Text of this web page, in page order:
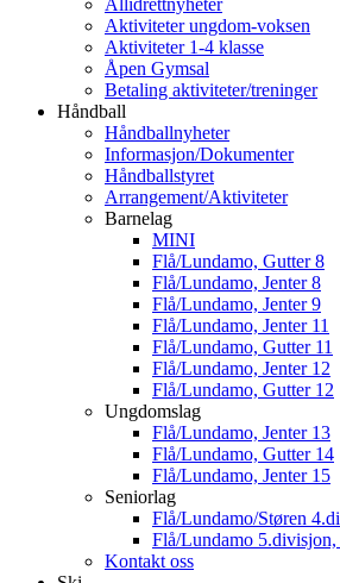
Allidrettnyheter
Aktiviteter ungdom-voksen
Aktiviteter 1-4 klasse
Åpen Gymsal
Betaling aktiviteter/treninger
Håndball
Håndballnyheter
Informasjon/Dokumenter
Håndballstyret
Arrangement/Aktiviteter
Barnelag
MINI
Flå/Lundamo, Gutter 8
Flå/Lundamo, Jenter 8
Flå/Lundamo, Jenter 9
Flå/Lundamo, Jenter 11
Flå/Lundamo, Gutter 11
Flå/Lundamo, Jenter 12
Flå/Lundamo, Gutter 12
Ungdomslag
Flå/Lundamo, Jenter 13
Flå/Lundamo, Gutter 14
Flå/Lundamo, Jenter 15
Seniorlag
Flå/Lundamo/Støren
Flå/Lundamo 5.divisjon,
Kontakt oss